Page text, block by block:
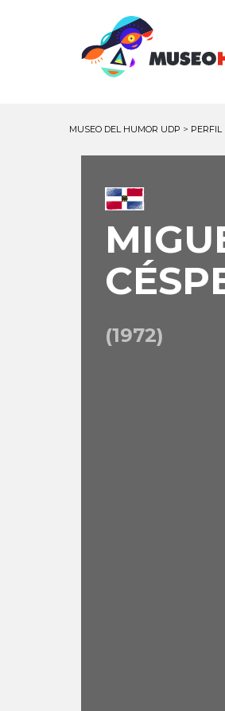
MUSEO DEL HUMOR UDP > PERFIL
(1972)